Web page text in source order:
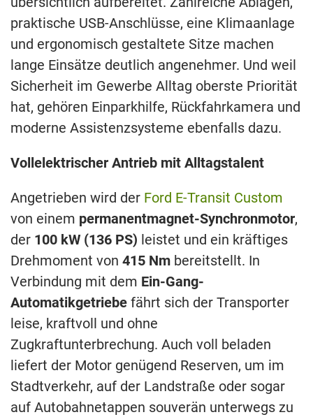
praktische USB-Anschlüsse, eine Klimaanlage
und ergonomisch gestaltete Sitze machen
lange Einsätze deutlich angenehmer. Und weil
Sicherheit im Gewerbe Alltag oberste Priorität
hat, gehören Einparkhilfe, Rückfahrkamera und
moderne Assistenzsysteme ebenfalls dazu.
Vollelektrischer Antrieb mit Alltagstalent
Angetrieben wird der Ford E-Transit Custom
von einem permanentmagnet-Synchronmotor,
der 100 kW (136 PS) leistet und ein kräftiges
Drehmoment von 415 Nm bereitstellt. In
Verbindung mit dem Ein-Gang-
Automatikgetriebe fährt sich der Transporter
leise, kraftvoll und ohne
Zugkraftunterbrechung. Auch voll beladen
liefert der Motor genügend Reserven, um im
Stadtverkehr, auf der Landstraße oder sogar
auf Autobahnetappen souverän unterwegs zu